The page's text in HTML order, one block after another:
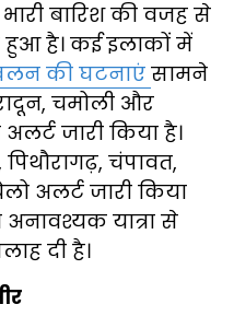
भारी बारिश की वजह से
हुआ है। कई इलाकों में
की घटनाएंसामने
चमोली और
जारी किया है।
पिथौरागढ़, चंपावत,
अलर्ट जारी किया
अनावश्यक यात्रा से
दी है।